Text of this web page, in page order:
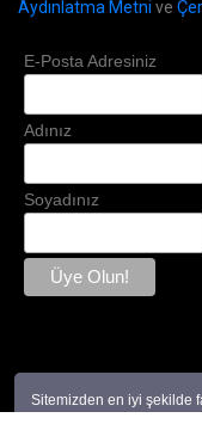
Sitemizden en iyi şekilde
Aydınlatma Metni ve
E-Posta Adresiniz
Adınız
Soyadınız